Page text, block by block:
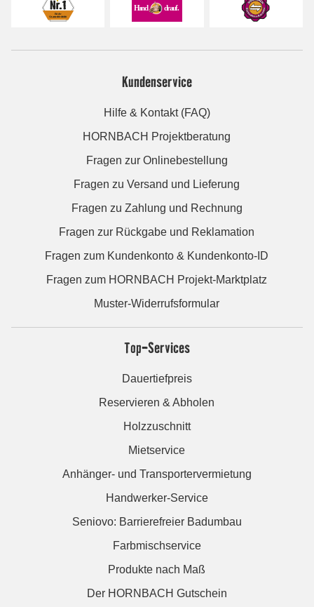
Kundenservice
Hilfe & Kontakt (FAQ)
HORNBACH Projektberatung
Fragen zur Onlinebestellung
Fragen zu Versand und Lieferung
Fragen zu Zahlung und Rechnung
Fragen zur Rückgabe und Reklamation
Fragen zum Kundenkonto & Kundenkonto-ID
Fragen zum HORNBACH Projekt-Marktplatz
Muster-Widerrufsformular
Top-Services
Dauertiefpreis
Reservieren & Abholen
Holzzuschnitt
Mietservice
Anhänger- und Transportervermietung
Handwerker-Service
Seniovo: Barrierefreier Badumbau
Farbmischservice
Produkte nach Maß
Der HORNBACH Gutschein